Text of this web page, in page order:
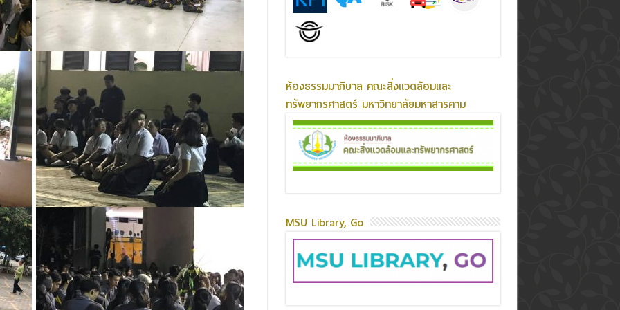
ห้องธรรมมาภิบาล คณะสิ่งแวดล้อมและ
ทรัพยากรศาสตร์ มหาวิทยาลัยมหาสารคาม
MSU Library, Go